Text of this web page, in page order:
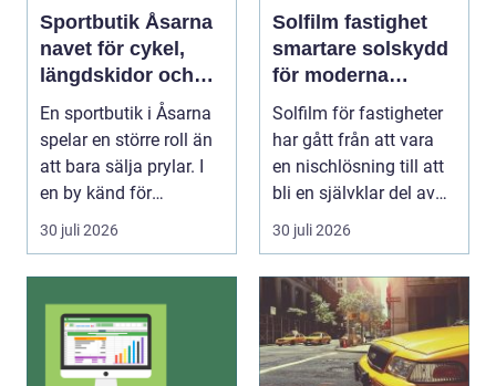
Sportbutik Åsarna
navet för cykel,
längdskidor och
löpning i södra
jämtland
En sportbutik i Åsarna
spelar en större roll än
att bara sälja prylar. I
en by känd för
längdskidåkn...
30 juli 2026
Solfilm fastighet
smartare solskydd
för moderna
byggnader
Solfilm för fastigheter
har gått från att vara
en nischlösning till att
bli en självklar del av
mode...
30 juli 2026